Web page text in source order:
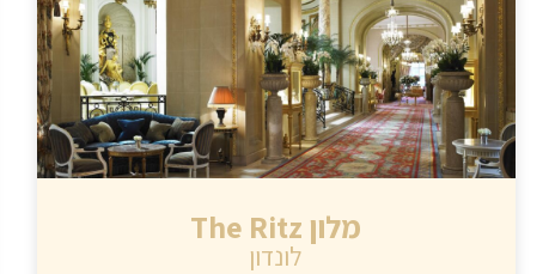
מלון The Ritz
לונדון